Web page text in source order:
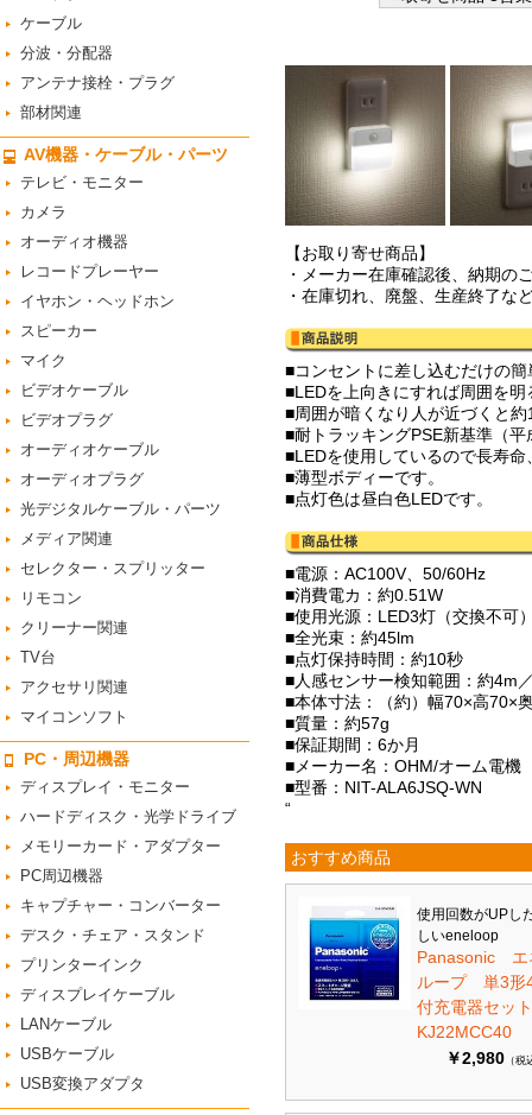
ケーブル
分波・分配器
アンテナ接栓・プラグ
部材関連
AV機器・ケーブル・パーツ
テレビ・モニター
カメラ
オーディオ機器
レコードプレーヤー
イヤホン・ヘッドホン
スピーカー
マイク
ビデオケーブル
ビデオプラグ
オーディオケーブル
オーディオプラグ
光デジタルケーブル・パーツ
メディア関連
セレクター・スプリッター
リモコン
クリーナー関連
TV台
アクセサリ関連
マイコンソフト
PC・周辺機器
ディスプレイ・モニター
ハードディスク・光学ドライブ
メモリーカード・アダプター
PC周辺機器
キャプチャー・コンバーター
デスク・チェア・スタンド
プリンターインク
ディスプレイケーブル
LANケーブル
USBケーブル
USB変換アダプタ
【お取り寄せ商品】
・メーカー在庫確認後、納期の
・在庫切れ、廃盤、生産終了な
■コンセントに差し込むだけの
■LEDを上向きにすれば周囲を
■周囲が暗くなり人が近づくと
■耐トラッキングPSE新基準（
■LEDを使用しているので長寿命
■薄型ボディーです。
■点灯色は昼白色LEDです。
■電源：AC100V、50/60Hz
■消費電カ：約0.51W
■使用光源：LED3灯（交換不可
■全光束：約45lm
■点灯保持時間：約10秒
■人感センサー検知範囲：約4m
■本体寸法：（約）幅70×高70×
■質量：約57g
■保証期間：6か月
■メーカー名：OHM/オーム電機
■型番：NIT-ALA6JSQ-WN
“
おすすめ商品
使用回数がUPし
しいeneloop
Panasonic エ
ループ 単3形
付充電器セッ
KJ22MCC40
￥2,980 （税